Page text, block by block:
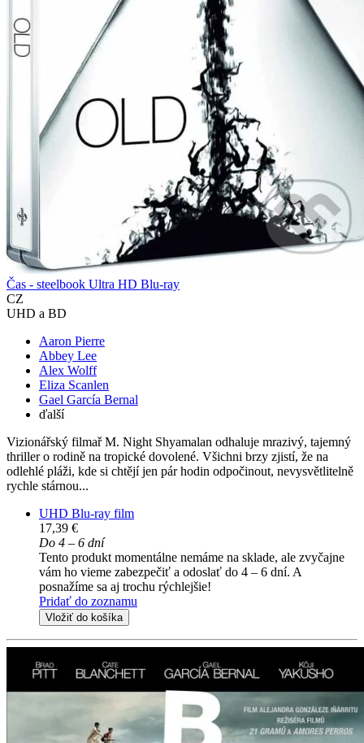
Čas - steelbook Ultra HD Blu-ray
CZ
UHD a BD
Aaron Pierre
Abbey Lee
Alex Wolff
Eliza Scanlen
Gael García Bernal
ďalší
Vizionářský filmař M. Night Shyamalan odhaluje mrazivý, tajemný
thriller o rodině na tropické dovolené. Všichni brzy zjistí, že na
odlehlé pláži, kde si chtějí jen pár hodin odpočinout, nevysvětlitelně
rychle stárnou...
UHD Blu-ray film
17,39 €
Do 4 – 6 dní
Tento produkt momentálne nemáme na sklade, ale zvyčajne
vám ho vieme zabezpečiť a odoslať do 4 – 6 dní. A
posnažíme sa aj trochu rýchlejšie!
Pridať do zoznamu
Vložiť do košíka